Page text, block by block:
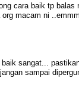
cara baik tp
macam ni ..emmm
sangat...
sampai